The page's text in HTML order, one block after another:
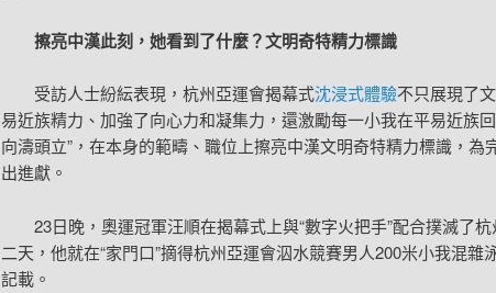
擦亮中漢此刻，她看到了什麼？文明奇特精力標識
受訪人士紛紜表現，杭州亞運會揭幕式沈浸式體驗不只展現了
易近族精力、加強了向心力和凝集力，還激勵每一小我在平易近族
向濤頭立”，在本身的範疇、職位上擦亮中漢文明奇特精力標識，為
出進獻。
23日晚，奧運冠軍汪順在揭幕式上與“數字火把手”配合撲滅了
二天，他就在“家門口”摘得杭州亞運會泅水競賽男人200米小我混雜
記載。